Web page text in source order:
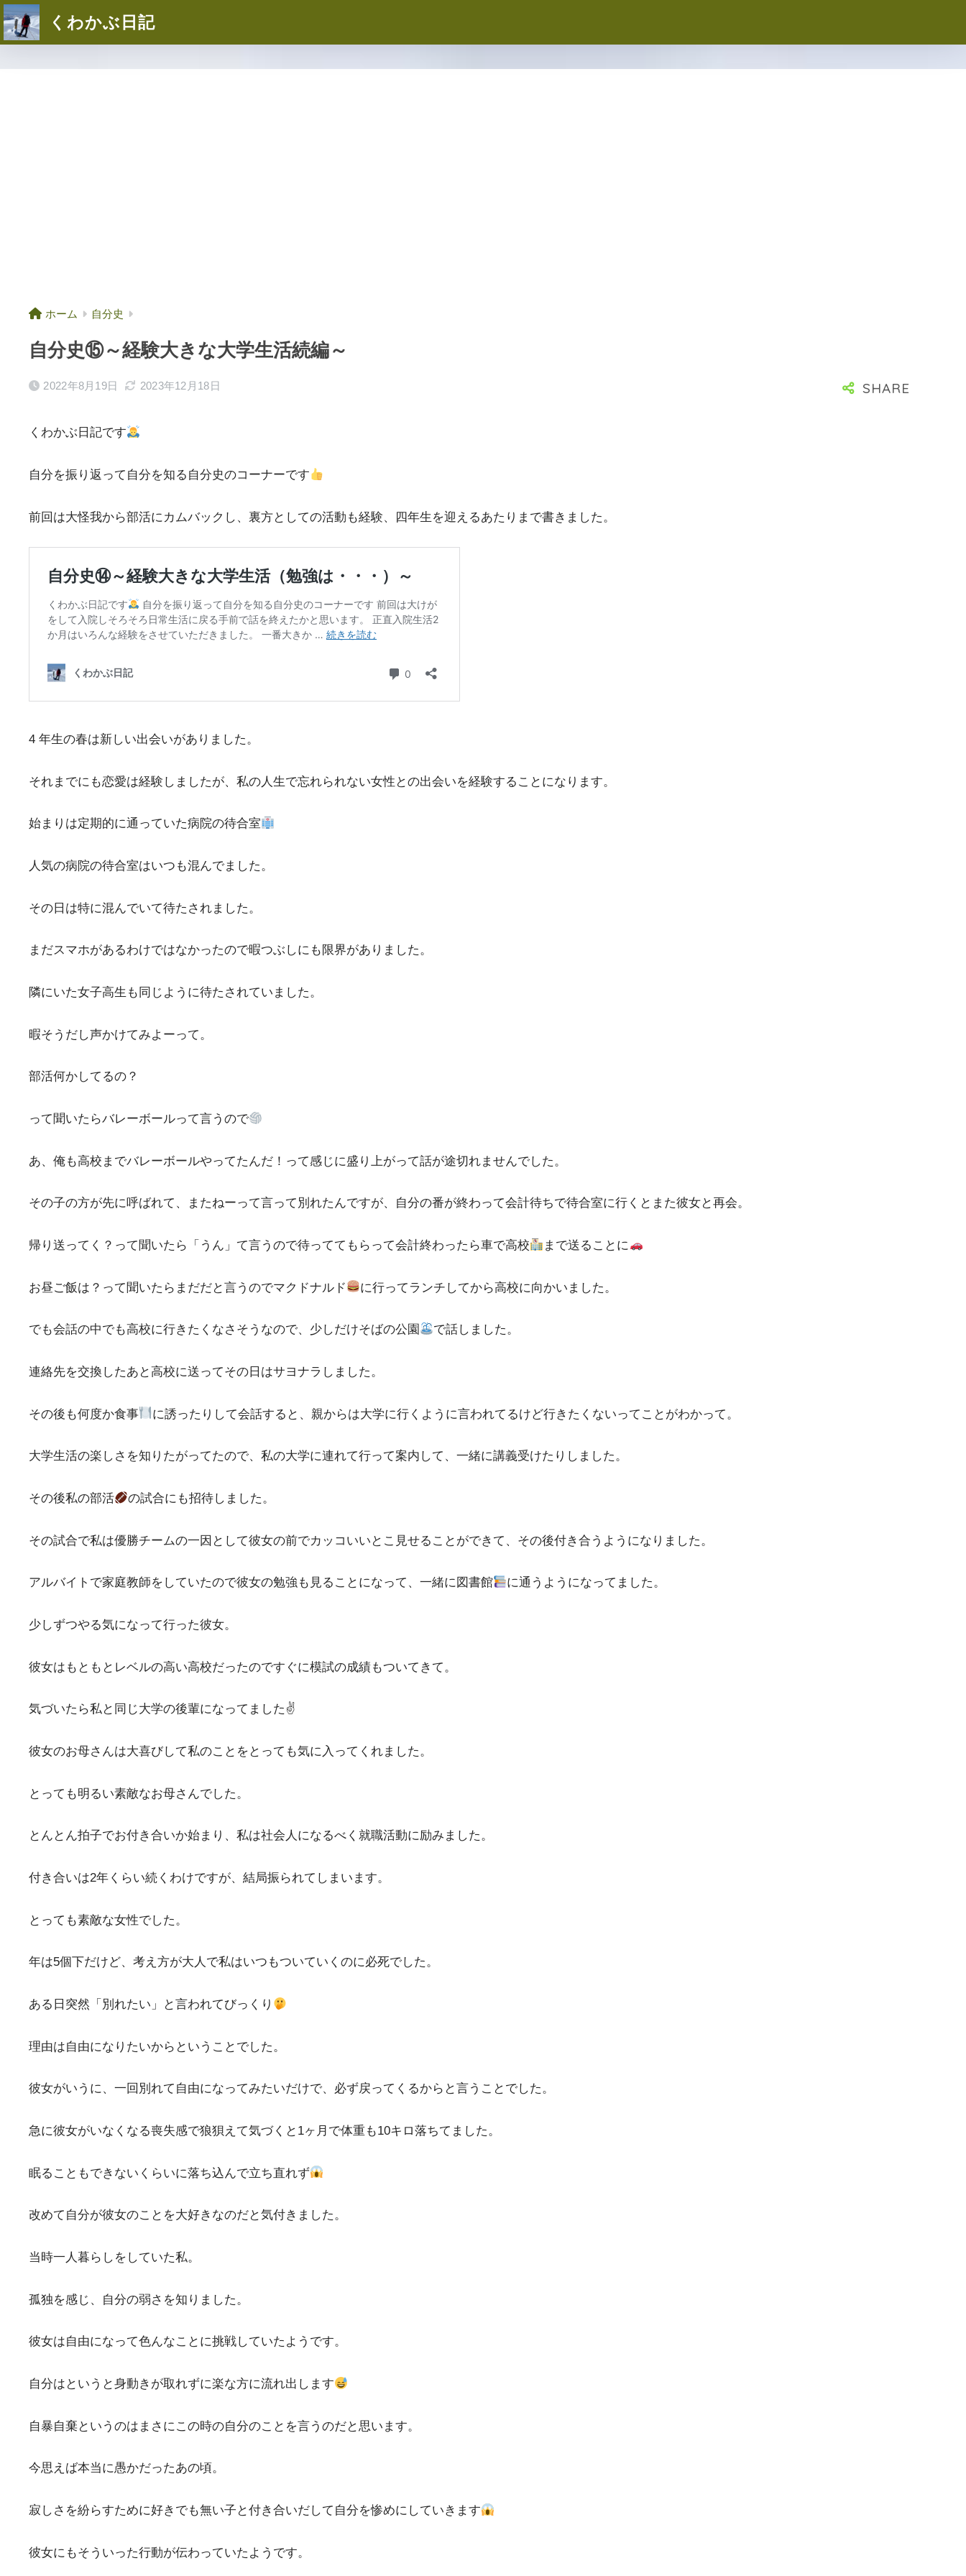
くわかぶ日記
ホーム 自分史
自分史⑮～経験大きな大学生活続編～
2022年8月19日 2023年12月18日
くわかぶ日記です
自分を振り返って自分を知る自分史のコーナーです
前回は大怪我から部活にカムバックし、裏方としての活動も経験、四年生を迎えるあたりまで書きました。
4 年生の春は新しい出会いがありました。
それまでにも恋愛は経験しましたが、私の人生で忘れられない女性との出会いを経験することになります。
始まりは定期的に通っていた病院の待合室
人気の病院の待合室はいつも混んでました。
その日は特に混んでいて待たされました。
まだスマホがあるわけではなかったので暇つぶしにも限界がありました。
隣にいた女子高生も同じように待たされていました。
暇そうだし声かけてみよーって。
部活何かしてるの？
って聞いたらバレーボールって言うので
あ、俺も高校までバレーボールやってたんだ！って感じに盛り上がって話が途切れませんでした。
その子の方が先に呼ばれて、またねーって言って別れたんですが、自分の番が終わって会計待ちで待合室に行くとまた彼女と再会。
帰り送ってく？って聞いたら「うん」て言うので待っててもらって会計終わったら車で高校 まで送ることに
お昼ご飯は？って聞いたらまだだと言うのでマクドナルド に行ってランチしてから高校に向かいました。
でも会話の中でも高校に行きたくなさそうなので、少しだけそばの公園 で話しました。
連絡先を交換したあと高校に送ってその日はサヨナラしました。
その後も何度か食事 に誘ったりして会話すると、親からは大学に行くように言われてるけど行きたくないってことがわかって。
大学生活の楽しさを知りたがってたので、私の大学に連れて行って案内して、一緒に講義受けたりしました。
その後私の部活 の試合にも招待しました。
その試合で私は優勝チームの一因として彼女の前でカッコいいとこ見せることができて、その後付き合うようになりました。
アルバイトで家庭教師をしていたので彼女の勉強も見ることになって、一緒に図書館 に通うようになってました。
少しずつやる気になって行った彼女。
彼女はもともとレベルの高い高校だったのですぐに模試の成績もついてきて。
気づいたら私と同じ大学の後輩になってました✌️
彼女のお母さんは大喜びして私のことをとっても気に入ってくれました。
とっても明るい素敵なお母さんでした。
とんとん拍子でお付き合いか始まり、私は社会人になるべく就職活動に励みました。
付き合いは2年くらい続くわけですが、結局振られてしまいます。
とっても素敵な女性でした。
年は5個下だけど、考え方が大人で私はいつもついていくのに必死でした。
ある日突然「別れたい」と言われてびっくり
理由は自由になりたいからということでした。
彼女がいうに、一回別れて自由になってみたいだけで、必ず戻ってくるからと言うことでした。
急に彼女がいなくなる喪失感で狼狽えて気づくと1ヶ月で体重も10キロ落ちてました。
眠ることもできないくらいに落ち込んで立ち直れず
改めて自分が彼女のことを大好きなのだと気付きました。
当時一人暮らしをしていた私。
孤独を感じ、自分の弱さを知りました。
彼女は自由になって色んなことに挑戦していたようです。
自分はというと身動きが取れずに楽な方に流れ出します
自暴自棄というのはまさにこの時の自分のことを言うのだと思います。
今思えば本当に愚かだったあの頃。
寂しさを紛らすために好きでも無い子と付き合いだして自分を惨めにしていきます
彼女にもそういった行動が伝わっていたようです。